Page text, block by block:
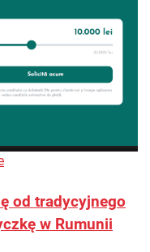
od tradycyjnego
w Rumunii